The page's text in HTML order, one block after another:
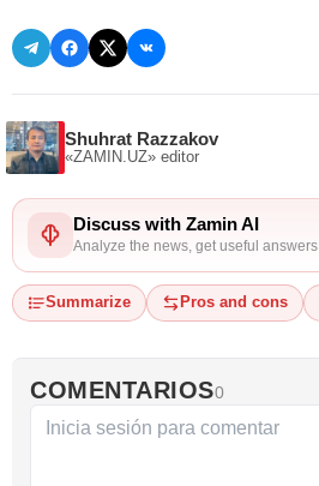
Shuhrat Razzakov
«ZAMIN.UZ» editor
Discuss with Zamin AI
Analyze the news, get useful answers
Summarize Pros and cons
COMENTARIOS0